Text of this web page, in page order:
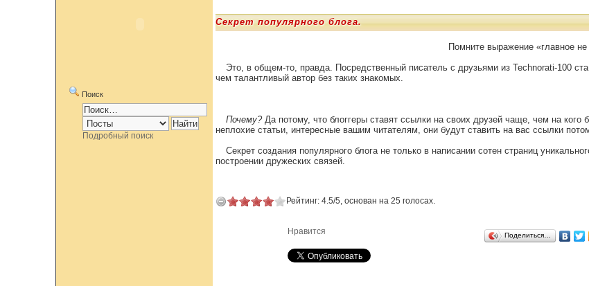
Поиск
Подробный поиск
Секрет популярного блога.
Помните выражение «главное
Это, в общем-то, правда. Посредственный писатель с друзьями из Technorati-100
чем талантливый автор без таких знакомых.
Почему?Да потому, что блоггеры ставят ссылки на своих друзей чаще, чем на
неплохие статьи, интересные вашим читателям, они будут ставить на вас ссылки
Секрет создания популярного блога не только в написании сотен страниц
построении дружеских связей.
Рейтинг: 4.5/5, основан на 25 голосах.
Нравится Поделиться…